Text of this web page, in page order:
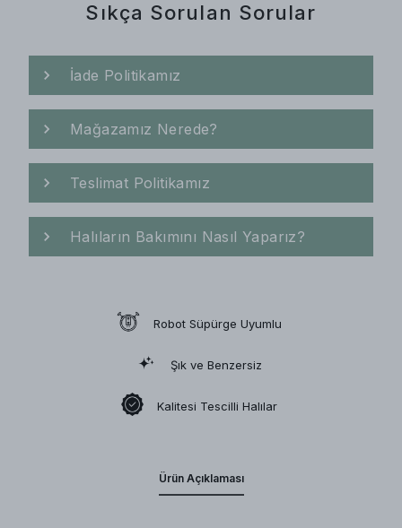
Sıkça Sorulan Sorular
İade Politikamız
Mağazamız Nerede?
Teslimat Politikamız
Halıların Bakımını Nasıl Yaparız?
Robot Süpürge Uyumlu
Şık ve Benzersiz
Kalitesi Tescilli Halılar
Ürün Açıklaması